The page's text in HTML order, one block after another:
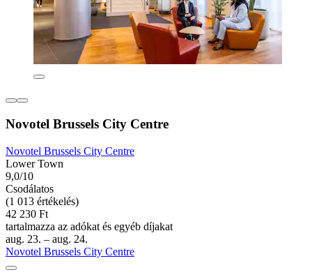
Novotel Brussels City Centre
Novotel Brussels City Centre
Lower Town
9,0/10
Csodálatos
(1 013 értékelés)
42 230 Ft
tartalmazza az adókat és egyéb díjakat
aug. 23. – aug. 24.
Novotel Brussels City Centre